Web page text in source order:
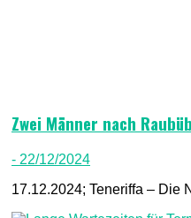
Zwei Männer nach
- 22/12/2024
17.12.2024; Teneriffa – Die